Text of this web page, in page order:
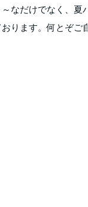
なだけでなく、夏
ります。何とぞご